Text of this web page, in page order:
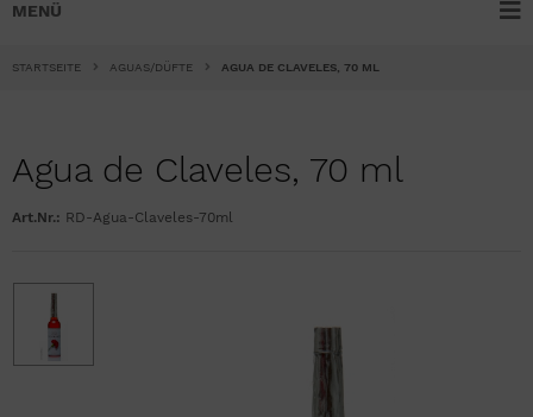
MENÜ
STARTSEITE AGUAS/DÜFTE AGUA DE CLAVELES, 70 ML
Agua de Claveles, 70 ml
Art.Nr.: RD-Agua-Claveles-70ml